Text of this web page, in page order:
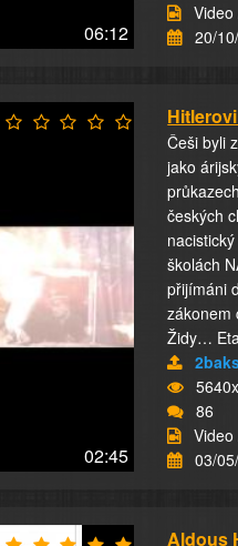
06:12
20/
02:45
Češi byli
jako
českých
školách
přijímáni
zákonem
Židy…
5640x
86
03/
Aldous